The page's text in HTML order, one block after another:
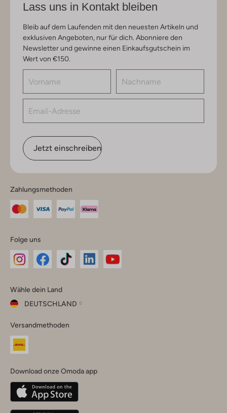
Lass uns in Kontakt bleiben
Bleib auf dem Laufenden mit den neuesten Artikeln und
exklusiven Angeboten, nur für dich. Abonniere den
Newsletter und gewinne einen Einkaufsgutschein im
Wert von €150.
Jetzt einschreiben
Zahlungsmethoden
Folge uns
Instagram
Facebook
TikTok
Wähle dein Land
DEUTSCHLAND
dein
Land
Belgique(Français)
Deutschland
Versandmethoden
Download onze Omoda app